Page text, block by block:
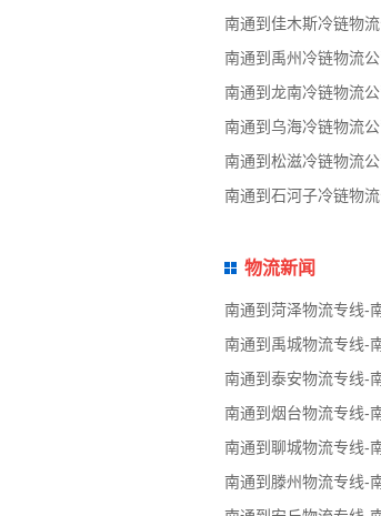
南通到佳木斯冷链物
南通到禹州冷链物流
南通到龙南冷链物流
南通到乌海冷链物流
南通到松滋冷链物流
南通到石河子冷链物
物流新闻
南通到菏泽物流专线-
南通到禹城物流专线-
南通到泰安物流专线-
南通到烟台物流专线-
南通到聊城物流专线-
南通到滕州物流专线-